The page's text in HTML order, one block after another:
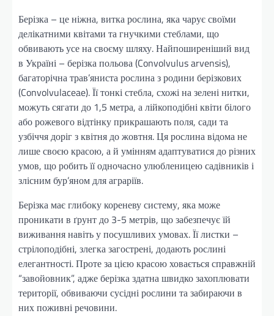
Берізка – це ніжна, витка рослина, яка чарує своїми
делікатними квітами та гнучкими стеблами, що
обвивають усе на своєму шляху. Найпоширеніший вид
в Україні – берізка польова (Convolvulus arvensis),
багаторічна трав’яниста рослина з родини берізкових
(Convolvulaceae). Її тонкі стебла, схожі на зелені нитки,
можуть сягати до 1,5 метра, а лійкоподібні квіти білого
або рожевого відтінку прикрашають поля, сади та
узбіччя доріг з квітня до жовтня. Ця рослина відома не
лише своєю красою, а й умінням адаптуватися до різних
умов, що робить її одночасно улюбленицею садівників і
злісним бур’яном для аграріїв.
Берізка має глибоку кореневу систему, яка може
проникати в ґрунт до 3-5 метрів, що забезпечує їй
виживання навіть у посушливих умовах. Її листки –
стрілоподібні, злегка загострені, додають рослині
елегантності. Проте за цією красою ховається справжній
“завойовник”, адже берізка здатна швидко захоплювати
території, обвиваючи сусідні рослини та забираючи в
них поживні речовини.